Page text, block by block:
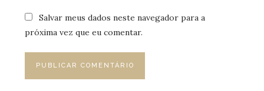
Salvar meus dados neste navegador para a
próxima vez que eu comentar.